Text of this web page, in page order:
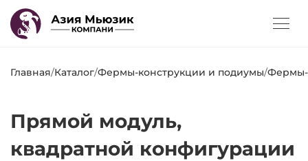
Главная/Каталог/Фермы-конструкции и подиумы/Фермы-
Прямой модуль,
квадратной конфигурации